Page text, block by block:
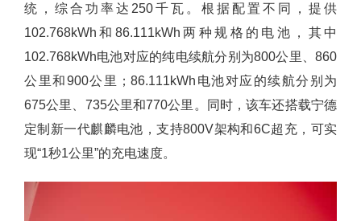
统，综合功率达250千瓦。根据配置不同，提供
102.768kWh和86.111kWh两种规格的电池，其中
102.768kWh电池对应的纯电续航分别为800公里、860
公里和900公里；86.111kWh电池对应的续航分别为
675公里、735公里和770公里。同时，该车还搭载宁德
定制新一代麒麟电池，支持800V架构和6C超充，可实
现“1秒1公里”的充电速度。